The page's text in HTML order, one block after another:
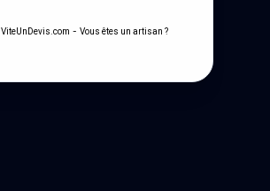
ViteUnDevis.com - Vous êtes un artisan ?